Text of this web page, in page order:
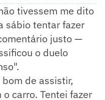
tivessem me dito
sábio tentar fazer
justo —
o duelo
de assistir,
carro. Tentei fazer